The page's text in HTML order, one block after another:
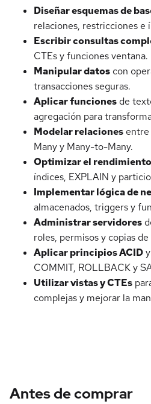
Diseñar esquemas de
relaciones, restricciones e
Escribir consultas
CTEs y funciones ventana.
Manipular datos con
transacciones seguras.
Aplicar funciones de
agregación para
Modelar relaciones
Many y Many-to-Many.
Optimizar el rendimiento
índices, EXPLAIN y
Implementar lógica de
almacenados, triggers y
Administrar servidores
roles, permisos y copias
Aplicar principios ACID
COMMIT, ROLLBACK y
Utilizar vistas y CTEs
complejas y mejorar la
Antes de comprar